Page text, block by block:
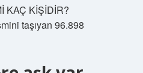
KAÇ KİŞİDİR?
taşıyan 96.898